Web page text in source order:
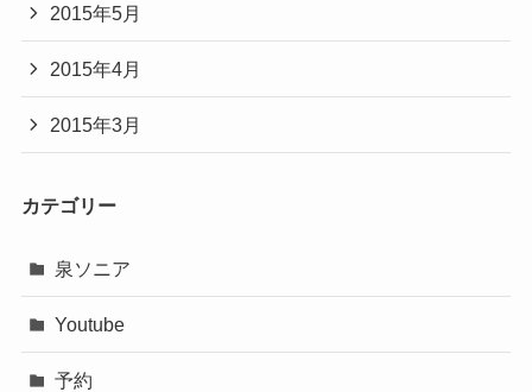
2015年5月
2015年4月
2015年3月
カテゴリー
泉ソニア
Youtube
予約